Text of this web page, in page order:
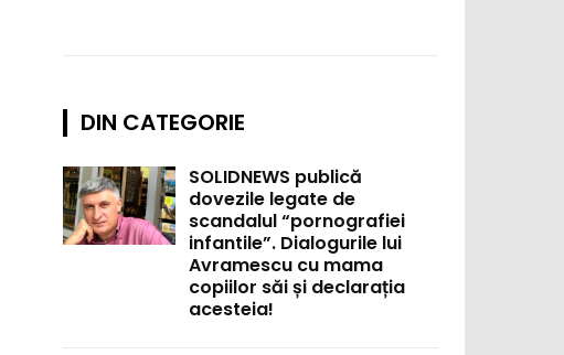
DIN CATEGORIE
SOLIDNEWS publică
dovezile legate de
scandalul “pornografiei
infantile”. Dialogurile lui
Avramescu cu mama
copiilor săi și declarația
acesteia!